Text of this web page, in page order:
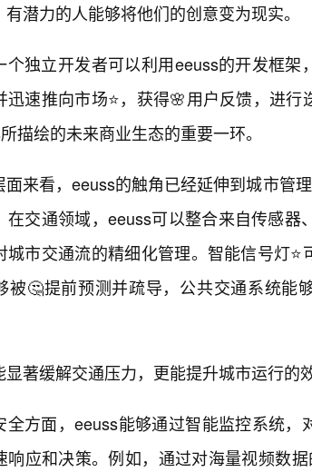
潜力的人能够将他们的创意变为现实。
个独立开发者可以利用eeuss的开发框架
迅速推向市场⭐，获得🌸用户反馈，进
描绘的未来商业生态的重要一环。
面来看，eeuss的触角已经延伸到城市管
在交通领域，eeuss可以整合来自传感器
市交通流的精细化管理。智能信号灯⭐
被🤔提前预测并疏导，公共交通系统能
著缓解交通压力，更能提升城市运行的
全方面，eeuss能够通过智能监控系统，
响应和决策。例如，通过对海量视频数